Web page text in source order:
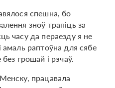
спешна, бо
зноў трапіць за
часу да пераезду я не
раптоўна для сябе
грошай і рэчаў.
працавала